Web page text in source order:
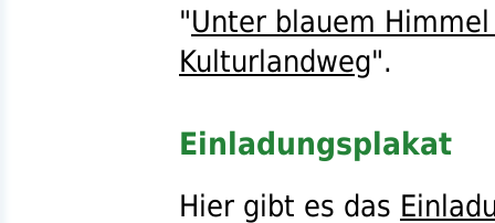
"Unter blauem
Kulturlandweg".
Einladungsplakat
Hier gibt es das